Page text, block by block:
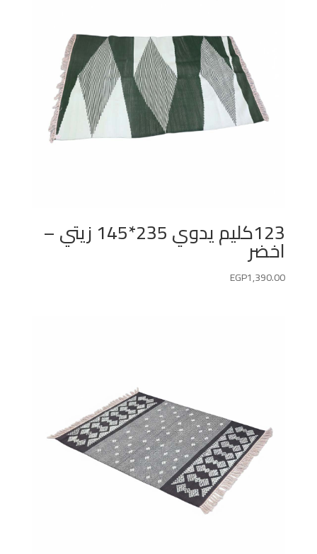
123كليم يدوي 235*145 زيتي –
اخضر
EGP1,390.00